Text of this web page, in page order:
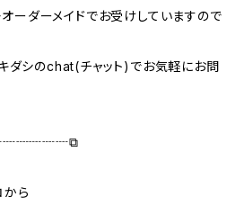
ーダーメイドでお受けしていますので
ダシのchat(チャット)でお気軽にお問
ら